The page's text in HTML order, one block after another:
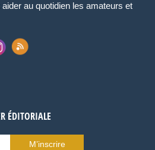
au quotidien les amateurs et
ÉDITORIALE
M’inscrire